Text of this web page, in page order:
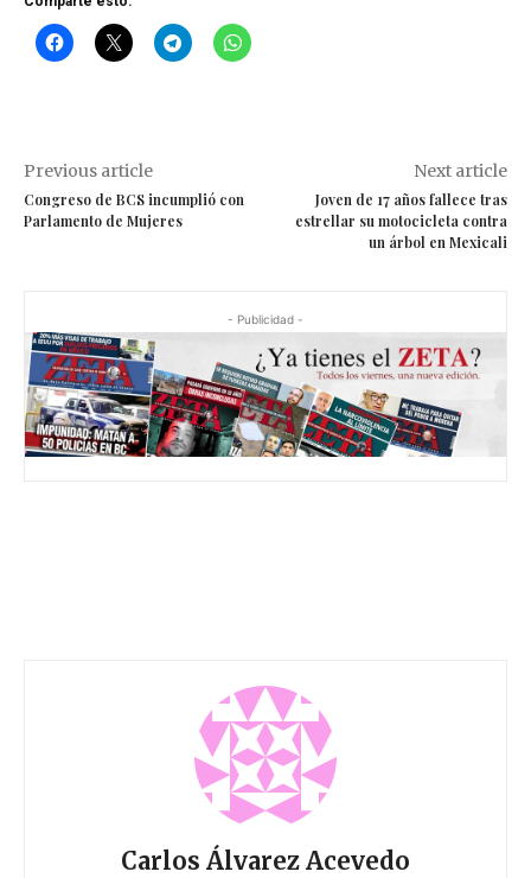
Previous article
Congreso de BCS incumplió con
Parlamento de Mujeres
Next article
Joven de 17 años fallece tras
estrellar su motocicleta contra
un árbol en Mexicali
- Publicidad -
Carlos Álvarez Acevedo